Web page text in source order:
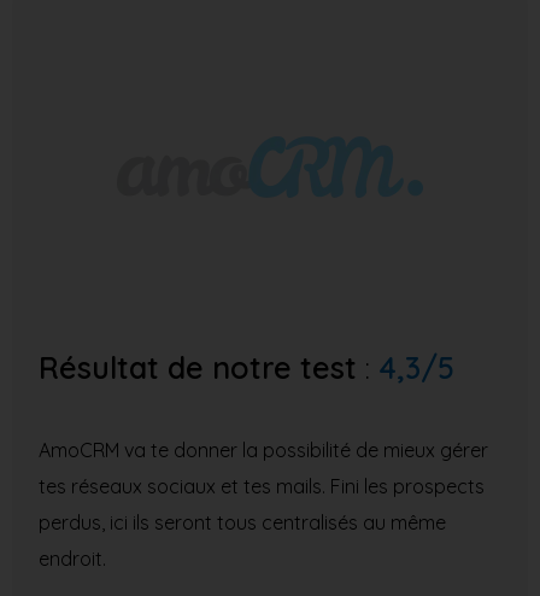
Résultat de notre test : 4,3/5
AmoCRM va te donner la possibilité de mieux gérer
tes réseaux sociaux et tes mails. Fini les prospects
perdus, ici ils seront tous centralisés au même
endroit.